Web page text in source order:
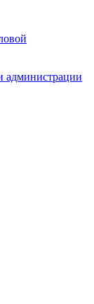
администрации